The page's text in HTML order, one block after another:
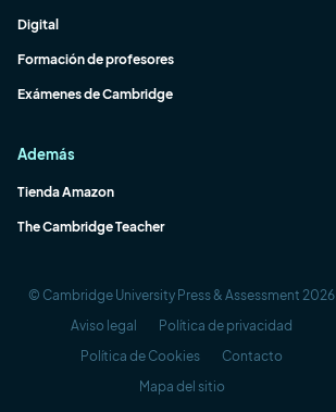
Digital
Formación de profesores
Exámenes de Cambridge
Además
Tienda Amazon
The Cambridge Teacher
© Cambridge University Press & Assessment 2026
Aviso legal
Política de privacidad
Política de Cookies
Contacto
Mapa del sitio